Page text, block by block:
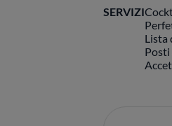
SERVIZI
Lista
Posti